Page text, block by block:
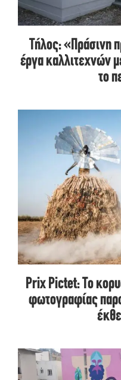
Τήλος: «Πράσινη
έργα καλλιτεχνών
το
Prix Pictet: Το
φωτογραφίας